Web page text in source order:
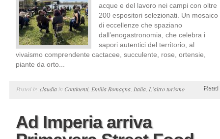
acque e del lavoro nei campi con oltre
200 espositori selezionati. Un mosaico
di eccellenze che spaziano
dall’enogastronomia, che celebra i
sapori autentici del territorio, al
vivaismo comprendente cactacee, succulente, rose, ortensie,
piante da orto...
Posted byclaudia in Continenti, Emilia Romagna Italia L'altro turismo Read
Ad Imperia arriva